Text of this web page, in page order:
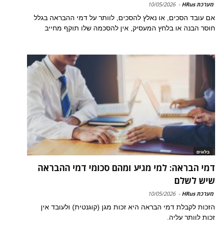
מערכת HRus -
10/05/2026
אם עובד הסכים, או נאלץ להסכים, לוותר על דמי ההבראה בגלל
חוסר הבנה או בלחץ המעסיק, אין להסכמה שלו תוקף מחייב
בלוגים
דמי הבראה: למי מגיע ומהם סכומי דמי ההבראה
שיש לשלם
מערכת HRus -
10/05/2026
הזכות לקבלת דמי הבראה היא זכות מגן (קוגנטית) ולעובד אין
זכות לוותר עליה.